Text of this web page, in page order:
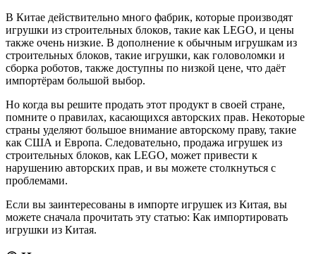
В Китае действительно много фабрик, которые производят
игрушки из строительных блоков, такие как LEGO, и цены
также очень низкие. В дополнение к обычным игрушкам из
строительных блоков, такие игрушки, как головоломки и
сборка роботов, также доступны по низкой цене, что даёт
импортёрам большой выбор.
Но когда вы решите продать этот продукт в своей стране,
помните о правилах, касающихся авторских прав. Некоторые
страны уделяют большое внимание авторскому праву, такие
как США и Европа. Следовательно, продажа игрушек из
строительных блоков, как LEGO, может привести к
нарушению авторских прав, и вы можете столкнуться с
проблемами.
Если вы заинтересованы в импорте игрушек из Китая, вы
можете сначала прочитать эту статью: Как импортировать
игрушки из Китая.